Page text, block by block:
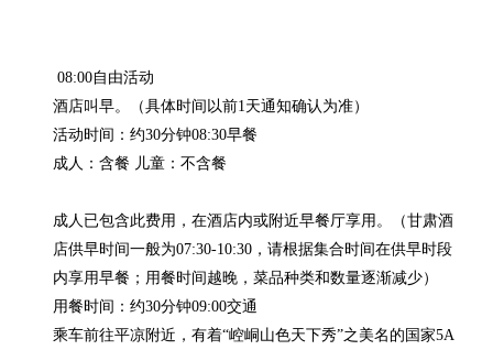
08:00自由活动
酒店叫早。（具体时间以前1天通知确认为准）
活动时间：约30分钟08:30早餐
成人：含餐 儿童：不含餐
成人已包含此费用，在酒店内或附近早餐厅享用。（甘肃酒
店供早时间一般为07:30-10:30，请根据集合时间在供早时段
内享用早餐；用餐时间越晚，菜品种类和数量逐渐减少）
用餐时间：约30分钟09:00交通
乘车前往平凉附近，有着“崆峒山色天下秀”之美名的国家5A